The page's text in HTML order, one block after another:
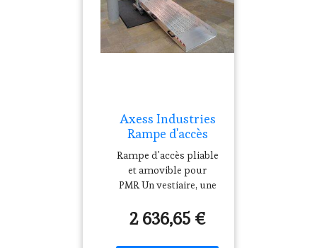
Axess Industries
Rampe d'accès
pliable PMR
Rampe d'accès pliable
et amovible pour
PMR Un vestiaire, une
technique : quand
l'espace de rangement
manque, une rampe
2 636,65 €